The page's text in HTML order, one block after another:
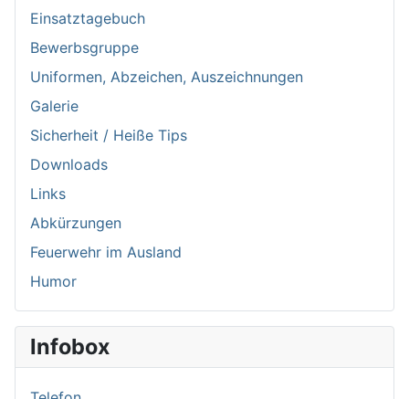
Einsatztagebuch
Bewerbsgruppe
Uniformen, Abzeichen, Auszeichnungen
Galerie
Sicherheit / Heiße Tips
Downloads
Links
Abkürzungen
Feuerwehr im Ausland
Humor
Infobox